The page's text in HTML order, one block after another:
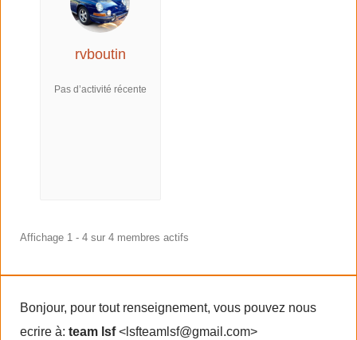
rvboutin
Pas d’activité récente
Affichage 1 - 4 sur 4 membres actifs
Bonjour, pour tout renseignement, vous pouvez nous
ecrire à:team lsf<lsfteamlsf@gmail.com>